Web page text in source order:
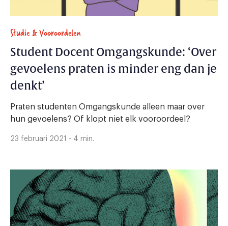
Studie & Vooroordelen
Student Docent Omgangskunde: ‘Over
gevoelens praten is minder eng dan je
denkt’
Praten studenten Omgangskunde alleen maar over
hun gevoelens? Of klopt niet elk vooroordeel?
23 februari 2021 - 4 min.